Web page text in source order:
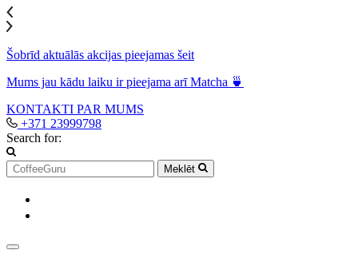
Šobrīd aktuālās akcijas pieejamas šeit
Mums jau kādu laiku ir pieejama arī Matcha 🍵
KONTAKTI PAR MUMS
+371 23999798
Search for:
Meklēt